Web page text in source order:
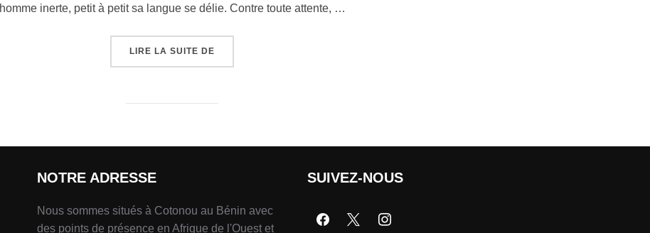
homme inerte, petit à petit sa langue se délie. Contre toute attente, …
LIRE LA SUITE DE
NOTRE ADRESSE
Nous sommes situés à Cotonou au Bénin avec
des points de présence en Afrique de l'Ouest et
SUIVEZ-NOUS